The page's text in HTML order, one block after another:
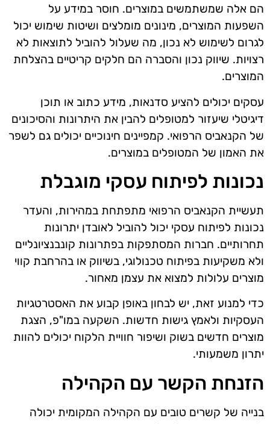
הם אלה שמשתמשים במוצרים. חוסר במידע על
השפעות המוצרים, מינונים מומלצים ושיטות שימוש יכול
לגרום לשימוש לא נכון, מה שעלול להוביל לתוצאות לא
רצויות. שיווק נכון והסברה הם חלקים קריטיים בהצלחת
המוצרים.
עסקים יכולים להציע סדנאות, מידע כתוב או תוכן
דיגיטלי שיעזור למטופלים להבין את היתרונות והסיכונים
של הקנאביס הרפואי. קמפיינים חינוכיים יכולים גם לשפר
את האמון של המטופלים במוצרים.
נכונות לפיתוח עסקי מוגבלת
תעשיית הקנאביס הרפואי מתפתחת במהירות, והעדר
נכונות לפיתוח עסקי יכול להוביל לאובדן יתרונות
תחרותיים. חברות המסתפקות בפתרונות קונבנציונליים
ולא משקיעות בפיתוח טכנולוגי, בשיווק או בהרחבת קווי
מוצרים עלולות למצוא את עצמן מאחור.
כדי למנוע זאת, יש לבחון באופן קבוע את האסטרטגיות
העסקיות ולאמץ גישות חדשות. השקעה במו"פ, הצגת
מוצרים חדשים בשוק ושיפור חוויית הלקוח יכולים להוות
יתרון משמעותי.
הזנחת הקשר עם הקהילה
בנייה של קשרים טובים עם הקהילה המקומית יכולה